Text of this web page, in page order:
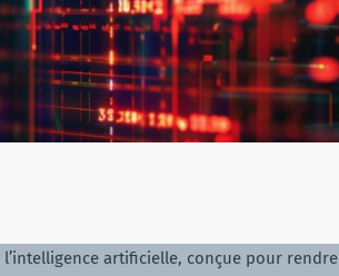
artificielle, conçue pour rendre